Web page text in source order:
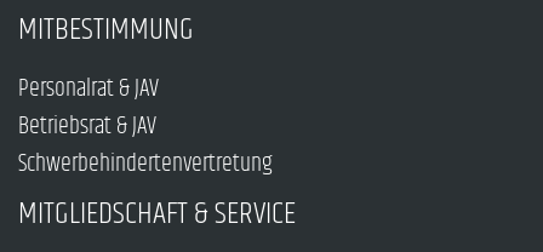
MITBESTIMMUNG
Personalrat & JAV
Betriebsrat & JAV
Schwerbehindertenvertretung
MITGLIEDSCHAFT & SERVICE